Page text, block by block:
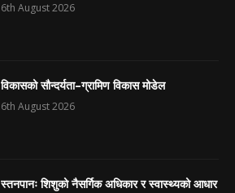
6th August 2026
विकासको सौन्दर्यता–ग्रामिण विकास मोडेल
6th August 2026
स्तनपानः शिशुको नैसर्गिक अधिकार र स्वास्थ्यको आधार